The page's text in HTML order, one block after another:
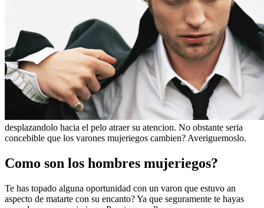
desplazandolo hacia el pelo atraer su atencion. No obstante seri­a
concebible que los varones mujeriegos cambien? Averiguemoslo.
Como son los hombres mujeriegos?
Te has topado alguna oportunidad con un varon que estuvo an
aspecto de matarte con su encanto? Ya que seguramente te hayas